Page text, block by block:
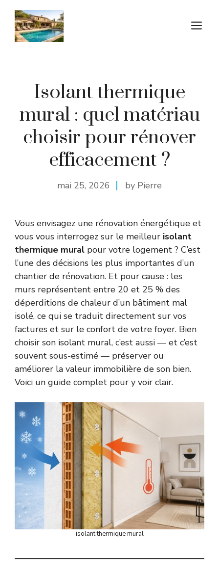
contenu
Isolant thermique
mural : quel matériau
choisir pour rénover
efficacement ?
mai 25, 2026 by Pierre
Vous envisagez une rénovation énergétique et
vous vous interrogez sur le meilleur isolant
thermique mural pour votre logement ? C’est
l’une des décisions les plus importantes d’un
chantier de rénovation. Et pour cause : les
murs représentent entre 20 et 25 % des
déperditions de chaleur d’un bâtiment mal
isolé, ce qui se traduit directement sur vos
factures et sur le confort de votre foyer. Bien
choisir son isolant mural, c’est aussi — et c’est
souvent sous-estimé — préserver ou
améliorer la valeur immobilière de son bien.
Voici un guide complet pour y voir clair.
isolant thermique mural